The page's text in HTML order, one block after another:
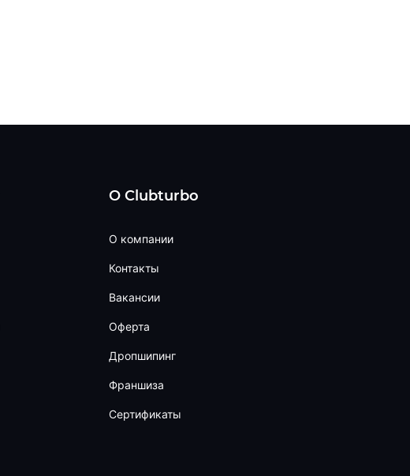
О Clubturbo
О компании
Контакты
Вакансии
Оферта
Дропшипинг
Франшиза
Сертификаты